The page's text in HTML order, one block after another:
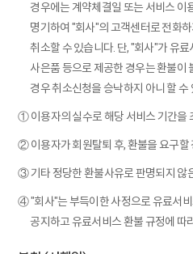
경우에는 계약체결일 또는 서비스 이
명기하여 "회사"의 고객센터로 전화
취소할 수 있습니다. 단, "회사"가 유
사은품 등으로 제공한 경우는 환불이
경우 취소신청을 승낙하지 아니 할 수
① 이용자의 실수로 해당 서비스 기간을
② 이용자가 회원탈퇴 후, 환불을 요구할
③ 기타 정당한 환불사유로 판명되지 않
④ "회사"는 부득이한 사정으로 유료서비
공지하고 유료서비스 환불 규정에 따